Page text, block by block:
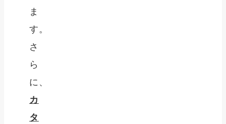
ま
す。
さ
ら
に、
カ
タ